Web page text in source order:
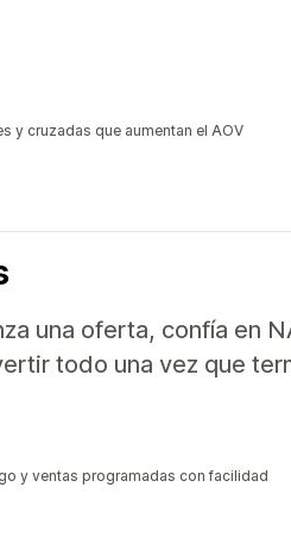
y cruzadas que aumentan el AOV
una oferta, confía en
todo una vez que
y ventas programadas con facilidad